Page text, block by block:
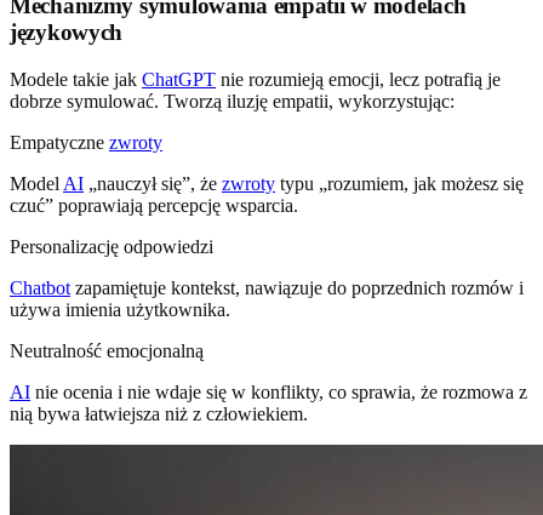
Mechanizmy symulowania empatii w modelach
językowych
Modele takie jak ChatGPT nie rozumieją emocji, lecz potrafią je
dobrze symulować. Tworzą iluzję empatii, wykorzystując:
Empatyczne zwroty
Model AI „nauczył się”, że zwroty typu „rozumiem, jak możesz się
czuć” poprawiają percepcję wsparcia.
Personalizację odpowiedzi
Chatbot zapamiętuje kontekst, nawiązuje do poprzednich rozmów i
używa imienia użytkownika.
Neutralność emocjonalną
AI nie ocenia i nie wdaje się w konflikty, co sprawia, że rozmowa z
nią bywa łatwiejsza niż z człowiekiem.